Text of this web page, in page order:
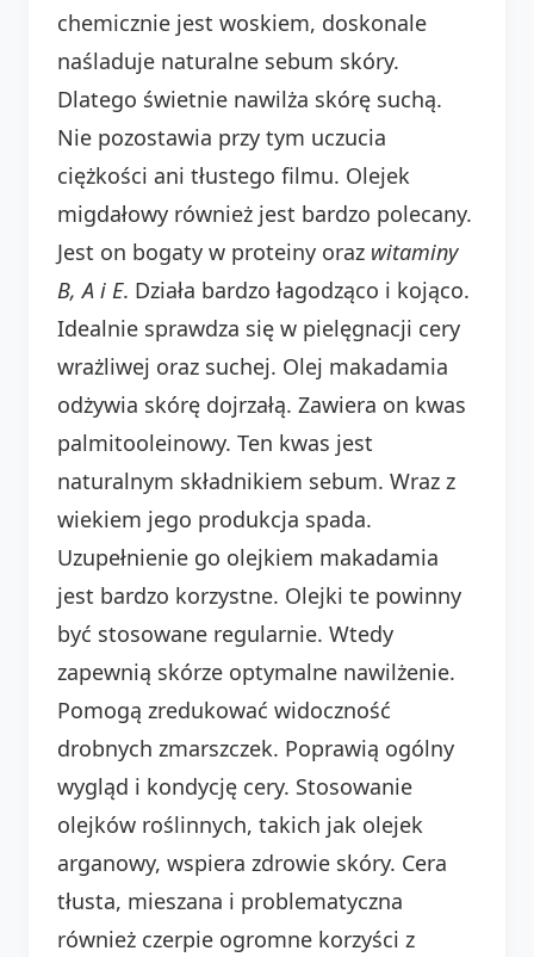
chemicznie jest woskiem, doskonale
naśladuje naturalne sebum skóry.
Dlatego świetnie nawilża skórę suchą.
Nie pozostawia przy tym uczucia
ciężkości ani tłustego filmu. Olejek
migdałowy również jest bardzo polecany.
Jest on bogaty w proteiny oraz witaminy
B, A i E. Działa bardzo łagodząco i kojąco.
Idealnie sprawdza się w pielęgnacji cery
wrażliwej oraz suchej. Olej makadamia
odżywia skórę dojrzałą. Zawiera on kwas
palmitooleinowy. Ten kwas jest
naturalnym składnikiem sebum. Wraz z
wiekiem jego produkcja spada.
Uzupełnienie go olejkiem makadamia
jest bardzo korzystne. Olejki te powinny
być stosowane regularnie. Wtedy
zapewnią skórze optymalne nawilżenie.
Pomogą zredukować widoczność
drobnych zmarszczek. Poprawią ogólny
wygląd i kondycję cery. Stosowanie
olejków roślinnych, takich jak olejek
arganowy, wspiera zdrowie skóry. Cera
tłusta, mieszana i problematyczna
również czerpie ogromne korzyści z